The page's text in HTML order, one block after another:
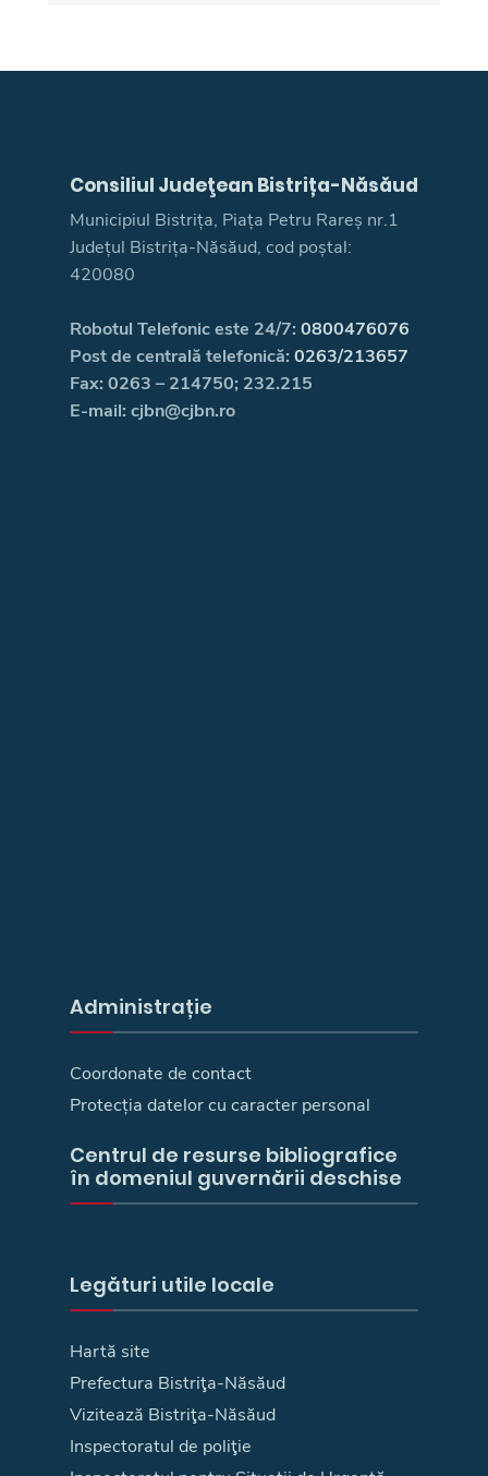
Consiliul Judeţean Bistrița-Năsăud
Municipiul Bistrița, Piața Petru Rareș nr.1
Județul Bistrița-Năsăud, cod poștal:
420080
Robotul Telefonic este 24/7: 0800476076
Post de centrală telefonică: 0263/213657
Fax: 0263 – 214750; 232.215
E-mail: cjbn@cjbn.ro
Administrație
Coordonate de contact
Protecția datelor cu caracter personal
Centrul de resurse bibliografice
în domeniul guvernării deschise
Legături utile locale
Hartă site
Prefectura Bistriţa-Năsăud
Vizitează Bistriţa-Năsăud
Inspectoratul de poliţie